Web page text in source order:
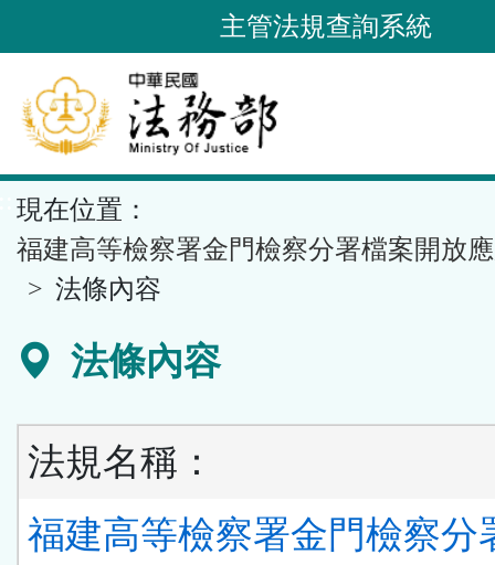
到
要
內
容
區
塊
主管法規查詢系統
現在位置：
福建高等檢察署金門檢察分署檔案開放
法條內容
法條內容
法規名稱：
福建高等檢察署金門檢察分